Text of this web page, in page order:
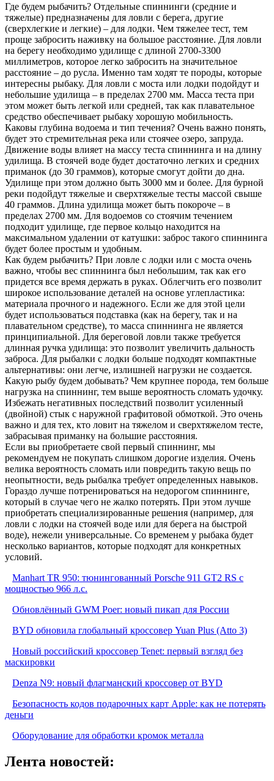
Где будем рыбачить? Отдельные спиннинги (средние и
тяжелые) предназначены для ловли с берега, другие
(сверхлегкие и легкие) – для лодки. Чем тяжелее тест, тем
проще забросить наживку на большое расстояние. Для ловли
на берегу необходимо удилище с длиной 2700-3300
миллиметров, которое легко забросить на значительное
расстояние – до русла. Именно там ходят те породы, которые
интересны рыбаку. Для ловли с моста или лодки подойдут и
небольшие удилища – в пределах 2700 мм. Масса теста при
этом может быть легкой или средней, так как плавательное
средство обеспечивает рыбаку хорошую мобильность.
Каковы глубина водоема и тип течения? Очень важно понять,
будет это стремительная река или стоячее озеро, запруда.
Движение воды влияет на массу теста спиннинга и на длину
удилища. В стоячей воде будет достаточно легких и средних
приманок (до 30 граммов), которые смогут дойти до дна.
Удилище при этом должно быть 3000 мм и более. Для бурной
реки подойдут тяжелые и сверхтяжелые тесты массой свыше
40 граммов. Длина удилища может быть покороче – в
пределах 2700 мм. Для водоемов со стоячим течением
подходит удилище, где первое кольцо находится на
максимальном удалении от катушки: заброс такого спиннинга
будет более простым и удобным.
Как будем рыбачить? При ловле с лодки или с моста очень
важно, чтобы вес спиннинга был небольшим, так как его
придется все время держать в руках. Облегчить его позволит
широкое использование деталей на основе углепластика:
материала прочного и надежного. Если же для этой цели
будет использоваться подставка (как на берегу, так и на
плавательном средстве), то масса спиннинга не является
принципиальной. Для береговой ловли также требуется
длинная ручка удилища: это позволит увеличить дальность
заброса. Для рыбалки с лодки больше подходят компактные
альтернативы: они легче, излишней нагрузки не создается.
Какую рыбу будем добывать? Чем крупнее порода, тем больше
нагрузка на спиннинг, тем выше вероятность сломать удочку.
Избежать негативных последствий позволит усиленный
(двойной) стык с наружной графитовой обмоткой. Это очень
важно и для тех, кто ловит на тяжелом и сверхтяжелом тесте,
забрасывая приманку на большие расстояния.
Если вы приобретаете свой первый спиннинг, мы
рекомендуем не покупать слишком дорогие изделия. Очень
велика вероятность сломать или повредить такую вещь по
неопытности, ведь рыбалка требует определенных навыков.
Гораздо лучше потренироваться на недорогом спиннинге,
который в случае чего не жалко потерять. При этом лучше
приобретать специализированные решения (например, для
ловли с лодки на стоячей воде или для берега на быстрой
воде), нежели универсальные. Со временем у рыбака будет
несколько вариантов, которые подходят для конкретных
условий.
Manhart TR 950: тюнингованный Porsche 911 GT2 RS с
мощностью 966 л.с.
Обновлённый GWM Poer: новый пикап для России
BYD обновила глобальный кроссовер Yuan Plus (Atto 3)
Новый российский кроссовер Tenet: первый взгляд без
маскировки
Denza N9: новый флагманский кроссовер от BYD
Безопасность кодов подарочных карт Apple: как не потерять
деньги
Оборудование для обработки кромок металла
Лента новостей: